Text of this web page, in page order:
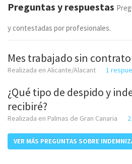
Preguntas y respuestas
y contestadas por profesionales.
Mes trabajado sin
Realizada en Alicante/Alacant 1
¿Qué tipo de despido y
recibiré?
Realizada en Palmas de Gran Canaria
VER MÁS PREGUNTAS SOBRE